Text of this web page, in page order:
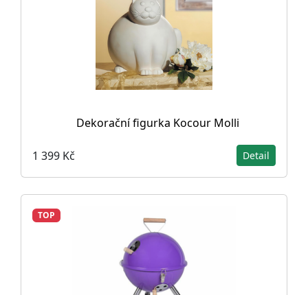
Dekorační figurka Kocour Molli
1 399 Kč Detail
TOP